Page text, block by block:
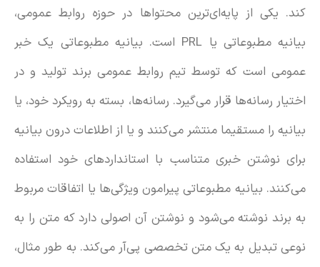
کند. یکی از پایه‌ای‌ترین محتواها در حوزه روابط عمومی،
بیانیه مطبوعاتی یا PRL است. بیانیه مطبوعاتی یک خبر
عمومی است که توسط تیم روابط عمومی برند تولید و در
اختیار رسانه‌ها قرار می‌گیرد. رسانه‌ها، بسته به رویکرد خود، یا
بیانیه را مستقیما منتشر می‌کنند و یا از اطلاعات درون بیانیه
برای نوشتن خبری متناسب با استانداردهای خود استفاده
می‌کنند. بیانیه مطبوعاتی پیرامون ویژگی‌ها یا اتفاقات مربوط
به برند نوشته می‌شود و نوشتن آن اصولی دارد که متن را به
نوعی تبدیل به یک متن تخصصی پی‌آر می‌کند. به طور مثال،